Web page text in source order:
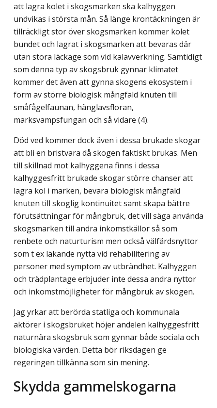
att lagra kolet i skogsmarken ska kalhyggen
undvikas i största mån. Så länge krontäckningen är
tillräckligt stor över skogsmarken kommer kolet
bundet och lagrat i skogsmarken att bevaras där
utan stora läckage som vid kalavverkning. Samtidigt
som denna typ av skogsbruk gynnar klimatet
kommer det även att gynna skogens ekosystem i
form av större biologisk mångfald knuten till
småfågelfaunan, hänglavsfloran,
marksvampsfungan och så vidare (4).
Död ved kommer dock även i dessa brukade skogar
att bli en bristvara då skogen faktiskt brukas. Men
till skillnad mot kalhyggena finns i dessa
kalhyggesfritt brukade skogar större chanser att
lagra kol i marken, bevara biologisk mångfald
knuten till skoglig kontinuitet samt skapa bättre
förutsättningar för mångbruk, det vill säga använda
skogsmarken till andra inkomstkällor så som
renbete och naturturism men också välfärdsnyttor
som t ex läkande nytta vid rehabilitering av
personer med symptom av utbrändhet. Kalhyggen
och trädplantage erbjuder inte dessa andra nyttor
och inkomstmöjligheter för mångbruk av skogen.
Jag yrkar att berörda statliga och kommunala
aktörer i skogsbruket höjer andelen kalhyggesfritt
naturnära skogsbruk som gynnar både sociala och
biologiska värden. Detta bör riksdagen ge
regeringen tillkänna som sin mening.
Skydda gammelskogarna